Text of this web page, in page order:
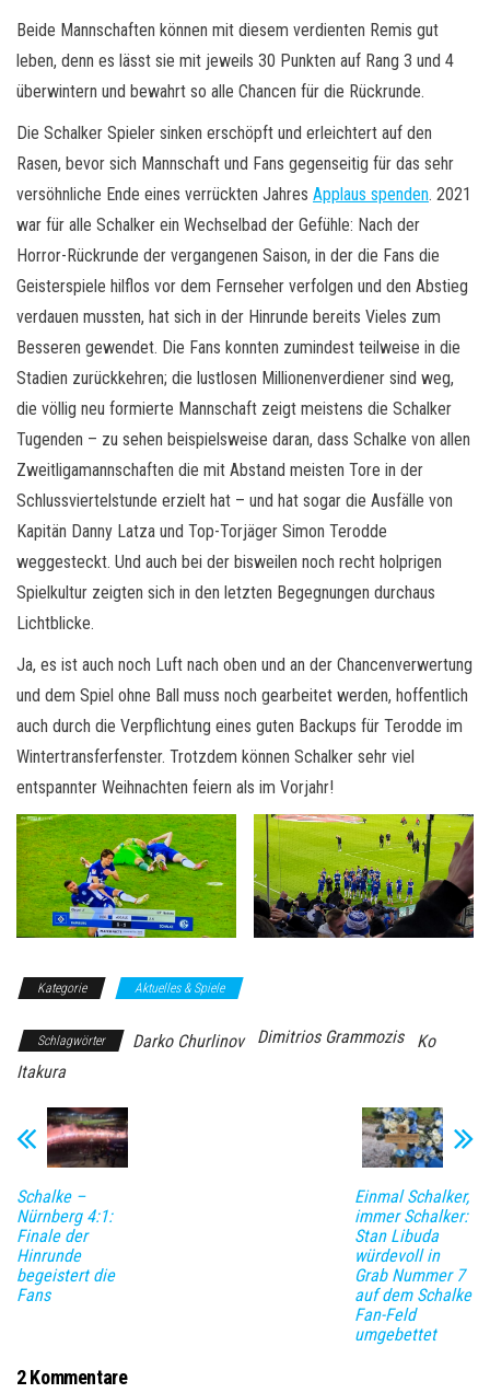
Beide Mannschaften können mit diesem verdienten Remis gut
leben, denn es lässt sie mit jeweils 30 Punkten auf Rang 3 und 4
überwintern und bewahrt so alle Chancen für die Rückrunde.
Die Schalker Spieler sinken erschöpft und erleichtert auf den
Rasen, bevor sich Mannschaft und Fans gegenseitig für das sehr
versöhnliche Ende eines verrückten Jahres Applaus spenden. 2021
war für alle Schalker ein Wechselbad der Gefühle: Nach der
Horror-Rückrunde der vergangenen Saison, in der die Fans die
Geisterspiele hilflos vor dem Fernseher verfolgen und den Abstieg
verdauen mussten, hat sich in der Hinrunde bereits Vieles zum
Besseren gewendet. Die Fans konnten zumindest teilweise in die
Stadien zurückkehren; die lustlosen Millionenverdiener sind weg,
die völlig neu formierte Mannschaft zeigt meistens die Schalker
Tugenden – zu sehen beispielsweise daran, dass Schalke von allen
Zweitligamannschaften die mit Abstand meisten Tore in der
Schlussviertelstunde erzielt hat – und hat sogar die Ausfälle von
Kapitän Danny Latza und Top-Torjäger Simon Terodde
weggesteckt. Und auch bei der bisweilen noch recht holprigen
Spielkultur zeigten sich in den letzten Begegnungen durchaus
Lichtblicke.
Ja, es ist auch noch Luft nach oben und an der Chancenverwertung
und dem Spiel ohne Ball muss noch gearbeitet werden, hoffentlich
auch durch die Verpflichtung eines guten Backups für Terodde im
Wintertransferfenster. Trotzdem können Schalker sehr viel
entspannter Weihnachten feiern als im Vorjahr!
Kategorie Aktuelles & Spiele
Schlagwörter Darko Churlinov Dimitrios Grammozis
Ko
Itakura
Schalke –
Nürnberg 4:1:
Finale der
Hinrunde
begeistert die
Fans
Einmal Schalker,
immer Schalker:
Stan Libuda
würdevoll in
Grab Nummer 7
auf dem Schalke
Fan-Feld
umgebettet
2 Kommentare